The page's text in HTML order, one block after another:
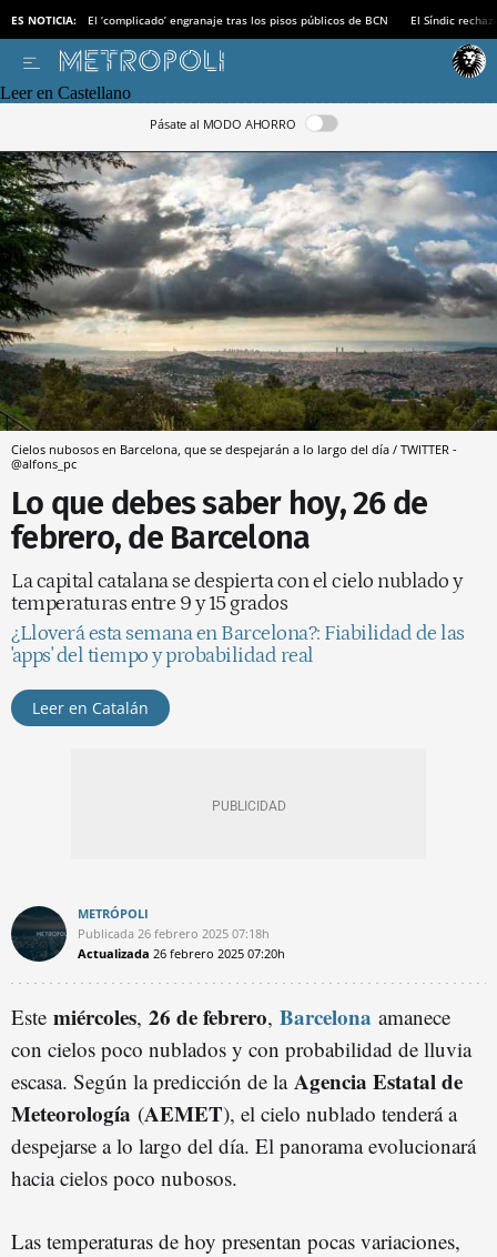
ES NOTICIA: El ‘complicado’ engranaje tras los pisos públicos de BCN El Síndic
Leer en Castellano
Pásate al MODO AHORRO
Cielos nubosos en Barcelona, que se despejarán a lo largo del día / TWITTER -
@alfons_pc
Lo que debes saber hoy, 26 de
febrero, de Barcelona
La capital catalana se despierta con el cielo nublado y
temperaturas entre 9 y 15 grados
¿Lloverá esta semana en Barcelona?: Fiabilidad de las
'apps' del tiempo y probabilidad real
Leer en Catalán
METRÓPOLI
Publicada 26 febrero 2025 07:18h
Actualizada 26 febrero 2025 07:20h
Este miércoles, 26 de febrero, Barcelona amanece
con cielos poco nublados y con probabilidad de lluvia
escasa. Según la predicción de la Agencia Estatal de
Meteorología (AEMET), el cielo nublado tenderá a
despejarse a lo largo del día. El panorama evolucionará
hacia cielos poco nubosos.
Las temperaturas de hoy presentan pocas variaciones,